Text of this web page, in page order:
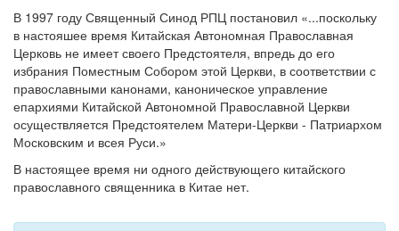
В 1997 году Священный Синод РПЦ постановил «...поскольку
в настояшее время Китайская Автономная Православная
Церковь не имеет своего Предстоятеля, впредь до его
избрания Поместным Собором этой Церкви, в соответствии с
православными канонами, каноническое управление
епархиями Китайской Автономной Православной Церкви
осуществляется Предстоятелем Матери-Церкви - Патриархом
Московским и всея Руси.»
В настоящее время ни одного действующего китайского
православного священника в Китае нет.